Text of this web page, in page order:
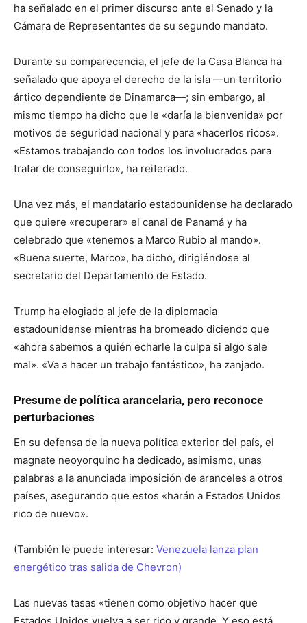
ha señalado en el primer discurso ante el Senado y la
Cámara de Representantes de su segundo mandato.
Durante su comparecencia, el jefe de la Casa Blanca ha
señalado que apoya el derecho de la isla —un territorio
ártico dependiente de Dinamarca—; sin embargo, al
mismo tiempo ha dicho que le «daría la bienvenida» por
motivos de seguridad nacional y para «hacerlos ricos».
«Estamos trabajando con todos los involucrados para
tratar de conseguirlo», ha reiterado.
Una vez más, el mandatario estadounidense ha declarado
que quiere «recuperar» el canal de Panamá y ha
celebrado que «tenemos a Marco Rubio al mando».
«Buena suerte, Marco», ha dicho, dirigiéndose al
secretario del Departamento de Estado.
Trump ha elogiado al jefe de la diplomacia
estadounidense mientras ha bromeado diciendo que
«ahora sabemos a quién echarle la culpa si algo sale
mal». «Va a hacer un trabajo fantástico», ha zanjado.
Presume de política arancelaria, pero reconoce
perturbaciones
En su defensa de la nueva política exterior del país, el
magnate neoyorquino ha dedicado, asimismo, unas
palabras a la anunciada imposición de aranceles a otros
países, asegurando que estos «harán a Estados Unidos
rico de nuevo».
(También le puede interesar: Venezuela lanza plan
energético tras salida de Chevron)
Las nuevas tasas «tienen como objetivo hacer que